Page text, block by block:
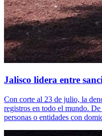
Jalisco lidera entre
Con corte al 23 de julio, la
registros en todo el mundo.
personas o entidades con